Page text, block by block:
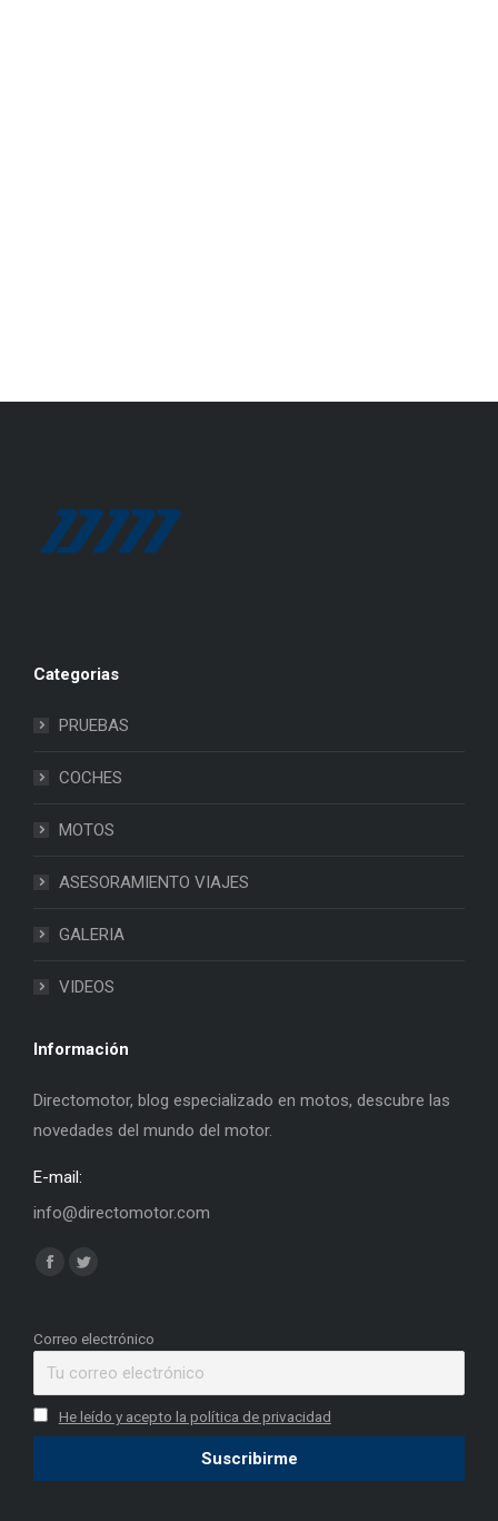
Categorias
PRUEBAS
COCHES
MOTOS
ASESORAMIENTO VIAJES
GALERIA
VIDEOS
Información
Directomotor, blog especializado en motos, descubre las
novedades del mundo del motor.
E-mail:
info@directomotor.com
Find us on:
Facebook
opens
window
Twitter
opens
window
Correo electrónico
He leído y acepto la política de privacidad